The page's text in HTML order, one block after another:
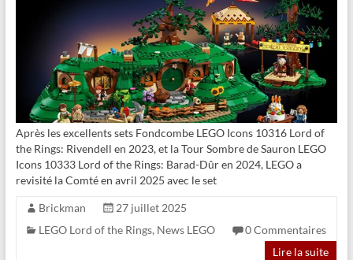
Après les excellents sets Fondcombe LEGO Icons 10316 Lord of
the Rings: Rivendell en 2023, et la Tour Sombre de Sauron LEGO
Icons 10333 Lord of the Rings: Barad-Dûr en 2024, LEGO a
revisité la Comté en avril 2025 avec le set
Brickman
27 juillet 2025
LEGO Lord of the Rings, News LEGO
0 Commentaires
Lire la suite